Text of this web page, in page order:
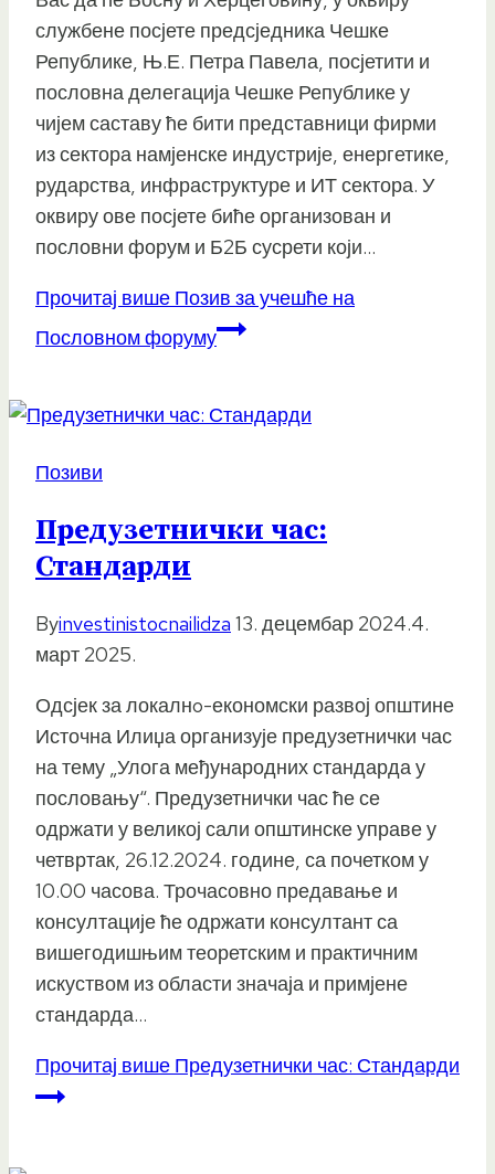
службене посјете предсједника Чешке
Републике, Њ.Е. Петра Павела, посјетити и
пословна делегација Чешке Републике у
чијем саставу ће бити представници фирми
из сектора намјенске индустрије, енергетике,
рударства, инфраструктуре и ИТ сектора. У
оквиру ове посјете биће организован и
пословни форум и Б2Б сусрети који…
Прочитај више Позив за учешће на
Пословном форуму
Позиви
Предузетнички час:
Стандарди
Byinvestinistocnailidza 13. децембар 2024.4.
март 2025.
Одсјек за локалнo-економски развој општине
Источна Илиџа организује предузетнички час
на тему „Улога међународних стандарда у
пословању“. Предузетнички час ће се
одржати у великој сали општинске управе у
четвртак, 26.12.2024. године, са почетком у
10.00 часова. Трочасовно предавање и
консултације ће одржати консултант са
вишегодишњим теоретским и практичним
искуством из области значаја и примјене
стандарда…
Прочитај више Предузетнички час: Стандарди